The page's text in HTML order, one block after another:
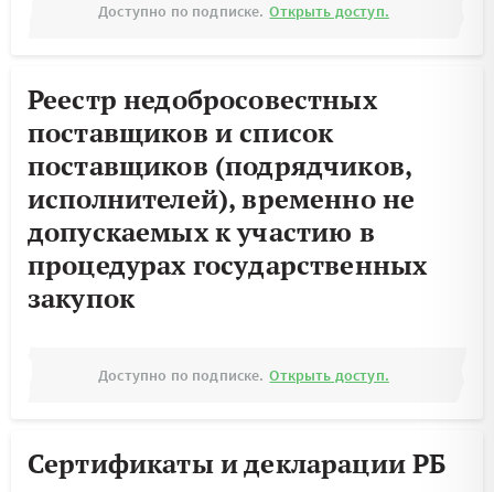
Доступно по подписке. Открыть доступ.
Реестр недобросовестных
поставщиков и список
поставщиков (подрядчиков,
исполнителей), временно не
допускаемых к участию в
процедурах государственных
закупок
Доступно по подписке. Открыть доступ.
Сертификаты и декларации РБ